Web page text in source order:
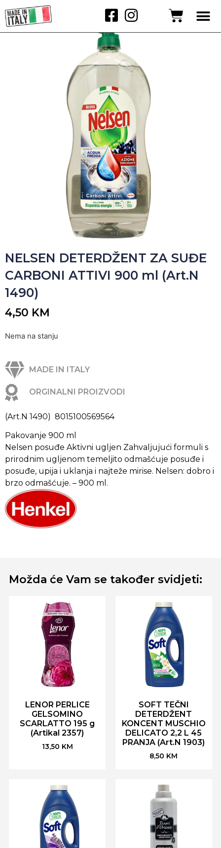
NELSEN DETERDŽENT ZA SUĐE
CARBONI ATTIVI 900 ml (Art.N
1490)
4,50 KM
Nema na stanju
MADE IN ITALY
ORGINALNI PROIZVODI
(Art.N 1490) 8015100569564
Pakovanje 900 ml
Nelsen posuđe Aktivni ugljen Zahvaljujući formuli s
prirodnim ugljenom temeljito odmašćuje posuđe i
posuđe, upija i uklanja i najteže mirise. Nelsen: dobro i
brzo odmašćuje. – 900 ml.
Možda će Vam se također svidjeti:
LENOR PERLICE
GELSOMINO
SCARLATTO 195 g
(Artikal 2357)
13,50 KM
SOFT TEČNI
DETERDŽENT
KONCENT MUSCHIO
DELICATO 2,2 L 45
PRANJA (Art.N 1903)
8,50 KM